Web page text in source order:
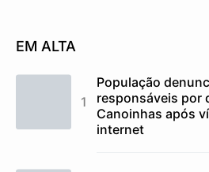
EM ALTA
População
responsáveis por
Canoinhas após
internet